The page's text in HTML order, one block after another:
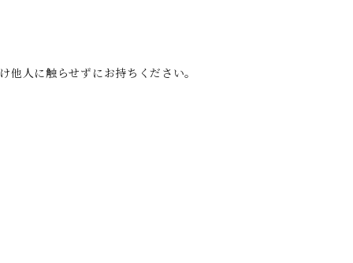
人に触らせずにお持ちください。